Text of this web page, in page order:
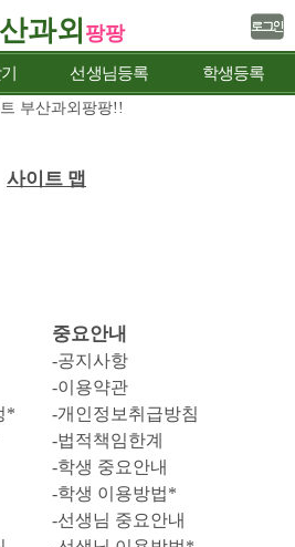
과외 팡팡
선생님등록 학생등록
부산과외팡팡!!
사이트 맵
중요안내
-공지사항
-이용약관
*
-개인정보취급방침
-법적책임한계
-학생 중요안내
-학생 이용방법*
-선생님 중요안내